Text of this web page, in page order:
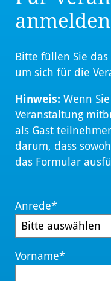
anmelden
Bitte füllen Sie
um sich für die
Hinweis: Wenn
Veranstaltung
als Gast
darum, dass
das Formular
Anrede*
Vorname*